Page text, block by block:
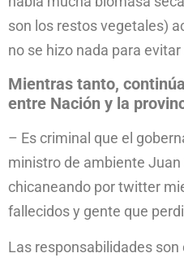
son los restos vegetales)
no se hizo nada para
Mientras tanto,
entre Nación y la
– Es criminal que el
ministro de ambiente
chicaneando por twitter
fallecidos y gente que
Las responsabilidades